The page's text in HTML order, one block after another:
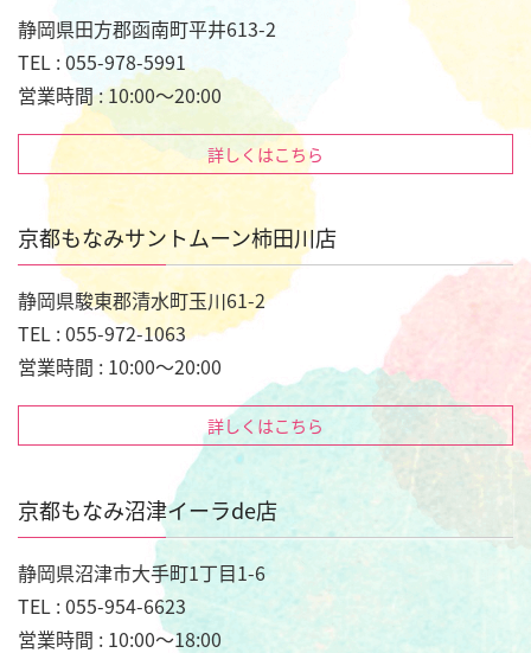
静岡県田方郡函南町平井613-2
TEL : 055-978-5991
営業時間 : 10:00～20:00
詳しくはこちら
京都もなみサントムーン柿田川店
静岡県駿東郡清水町玉川61-2
TEL : 055-972-1063
営業時間 : 10:00～20:00
詳しくはこちら
京都もなみ沼津イーラde店
静岡県沼津市大手町1丁目1-6
TEL : 055-954-6623
営業時間 : 10:00～18:00